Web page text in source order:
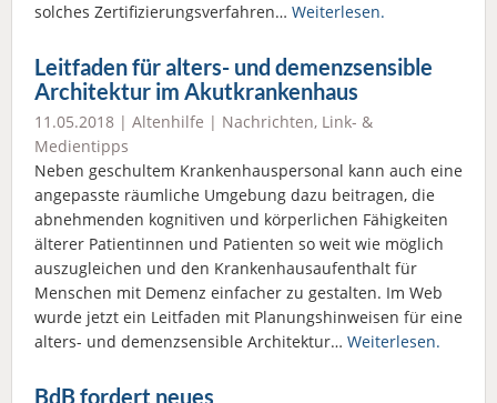
solches Zertifizierungsverfahren… Weiterlesen.
Leitfaden für alters- und demenzsensible
Architektur im Akutkrankenhaus
11.05.2018 | Altenhilfe | Nachrichten, Link- &
Medientipps
Neben geschultem Krankenhauspersonal kann auch eine
angepasste räumliche Umgebung dazu beitragen, die
abnehmenden kognitiven und körperlichen Fähigkeiten
älterer Patientinnen und Patienten so weit wie möglich
auszugleichen und den Krankenhausaufenthalt für
Menschen mit Demenz einfacher zu gestalten. Im Web
wurde jetzt ein Leitfaden mit Planungshinweisen für eine
alters- und demenzsensible Architektur… Weiterlesen.
BdB fordert neues